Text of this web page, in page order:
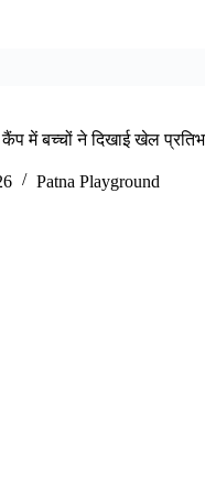
में बच्चों ने दिखाई खेल
Patna Playground